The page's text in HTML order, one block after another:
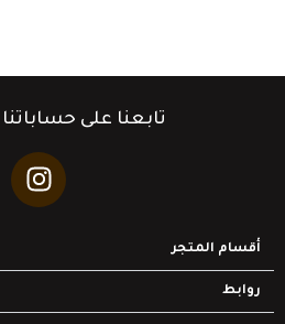
تابعنا على
أقسام المتجر
روابط